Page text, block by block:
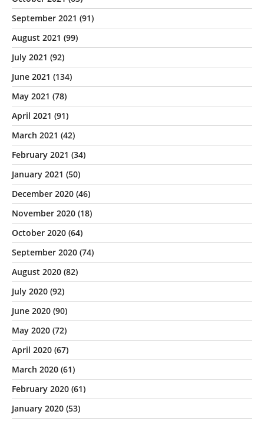
September 2021 (91)
August 2021 (99)
July 2021 (92)
June 2021 (134)
May 2021 (78)
April 2021 (91)
March 2021 (42)
February 2021 (34)
January 2021 (50)
December 2020 (46)
November 2020 (18)
October 2020 (64)
September 2020 (74)
August 2020 (82)
July 2020 (92)
June 2020 (90)
May 2020 (72)
April 2020 (67)
March 2020 (61)
February 2020 (61)
January 2020 (53)